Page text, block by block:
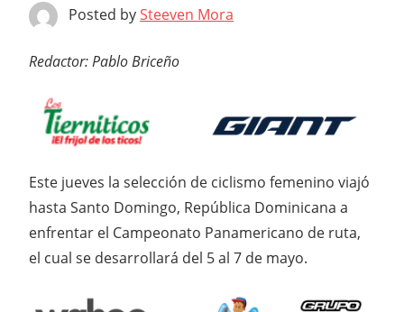
Posted bySteeven Mora
Redactor: Pablo Briceño
Este jueves la selección de ciclismo femenino viajó
hasta Santo Domingo, República Dominicana a
enfrentar el Campeonato Panamericano de ruta,
el cual se desarrollará del 5 al 7 de mayo.